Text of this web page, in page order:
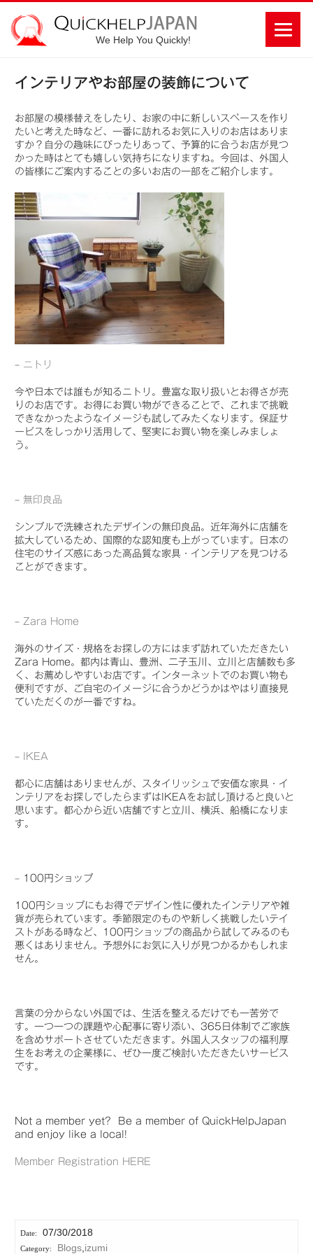
We Help You Quickly!
インテリアやお部屋の装飾について
お部屋の模様替えをしたり、お家の中に新しいスペースを作り
たいと考えた時など、一番に訪れるお気に入りのお店はありま
すか？自分の趣味にぴったりあって、予算的に合うお店が見つ
かった時はとても嬉しい気持ちになりますね。今回は、外国人
の皆様にご案内することの多いお店の一部をご紹介します。
– ニトリ
今や日本では誰もが知るニトリ。豊富な取り扱いとお得さが売
りのお店です。お得にお買い物ができることで、これまで挑戦
できなかったようなイメージも試してみたくなります。保証サ
ービスをしっかり活用して、堅実にお買い物を楽しみましょ
う。
–無印良品
シンプルで洗練されたデザインの無印良品。近年海外に店舗を
拡大しているため、国際的な認知度も上がっています。日本の
住宅のサイズ感にあった高品質な家具・インテリアを見つける
ことができます。
– Zara Home
海外のサイズ・規格をお探しの方にはまず訪れていただきたい
Zara Home。都内は青山、豊洲、二子玉川、立川と店舗数も多
く、お薦めしやすいお店です。インターネットでのお買い物も
便利ですが、ご自宅のイメージに合うかどうかはやはり直接見
ていただくのが一番ですね。
– IKEA
都心に店舗はありませんが、スタイリッシュで安価な家具・イ
ンテリアをお探しでしたらまずはIKEAをお試し頂けると良いと
思います。都心から近い店舗ですと立川、横浜、船橋になりま
す。
– 100円ショップ
100円ショップにもお得でデザイン性に優れたインテリアや雑
貨が売られています。季節限定のものや新しく挑戦したいテイ
ストがある時など、100円ショップの商品から試してみるのも
悪くはありません。予想外にお気に入りが見つかるかもしれま
せん。
言葉の分からない外国では、生活を整えるだけでも一苦労で
す。一つ一つの課題や心配事に寄り添い、365日体制でご家族
を含めサポートさせていただきます。外国人スタッフの福利厚
生をお考えの企業様に、ぜひ一度ご検討いただきたいサービス
です。
Not a member yet? Be a member of QuickHelpJapan
and enjoy like a local!
Member Registration HERE
07/30/2018
Blogs, izumi